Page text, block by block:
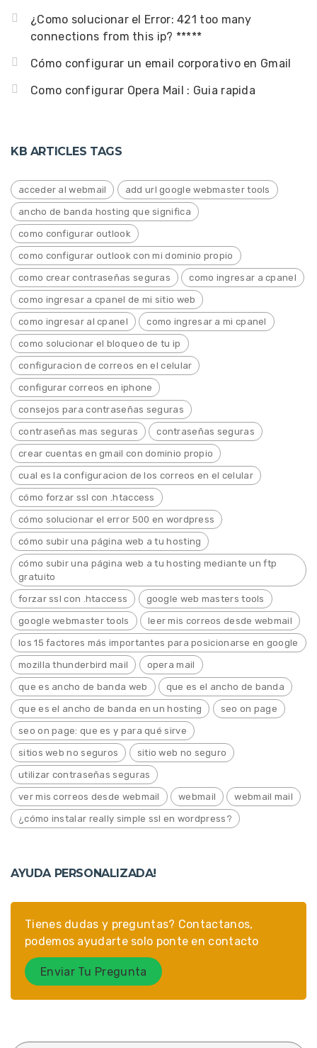
¿Como solucionar el Error: 421 too many
connections from this ip? *****
Cómo configurar un email corporativo en Gmail
Como configurar Opera Mail : Guia rapida
KB ARTICLES TAGS
acceder al webmail add url google webmaster tools
ancho de banda hosting que significa
como configurar outlook
como configurar outlook con mi dominio propio
como crear contraseñas seguras como ingresar a cpanel
como ingresar a cpanel de mi sitio web
como ingresar al cpanel como ingresar a mi cpanel
como solucionar el bloqueo de tu ip
configuracion de correos en el celular
configurar correos en iphone
consejos para contraseñas seguras
contraseñas mas seguras contraseñas seguras
crear cuentas en gmail con dominio propio
cual es la configuracion de los correos en el celular
cómo forzar ssl con .htaccess
cómo solucionar el error 500 en wordpress
cómo subir una página web a tu hosting
cómo subir una página web a tu hosting mediante un ftp
gratuito
forzar ssl con .htaccess google web masters tools
google webmaster tools leer mis correos desde webmail
los 15 factores más importantes para posicionarse en google
mozilla thunderbird mail opera mail
que es ancho de banda web que es el ancho de banda
que es el ancho de banda en un hosting seo on page
seo on page: que es y para qué sirve
sitios web no seguros sitio web no seguro
utilizar contraseñas seguras
ver mis correos desde webmail webmail webmail mail
¿cómo instalar really simple ssl en wordpress?
AYUDA PERSONALIZADA!
Tienes dudas y preguntas? Contactanos,
podemos ayudarte solo ponte en contacto
Enviar Tu Pregunta